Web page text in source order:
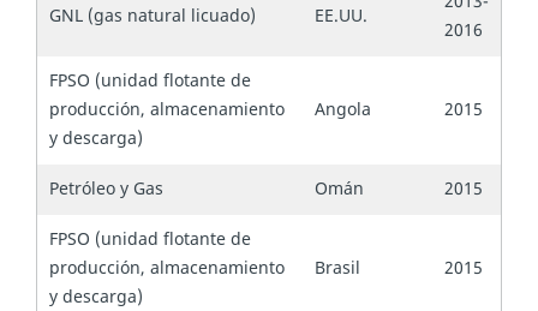
GNL (gas natural licuado) EE.UU.
2016
FPSO (unidad flotante de
producción, almacenamiento
y descarga)
Angola 2015
Petróleo y Gas Omán
2015
FPSO (unidad flotante de
producción, almacenamiento
y descarga)
Brasil 2015